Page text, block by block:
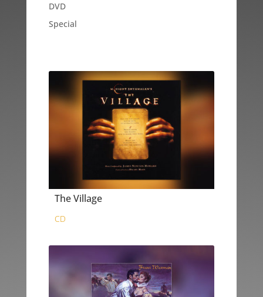
DVD
Special
The Village
CD